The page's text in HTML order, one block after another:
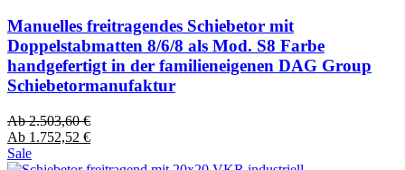
Manuelles freitragendes Schiebetor mit
Doppelstabmatten 8/6/8 als Mod. S8 Farbe
handgefertigt in der familieneigenen DAG Group
Schiebetormanufaktur
Ab2.503,60€
Ab 1.752,52 €
Sale